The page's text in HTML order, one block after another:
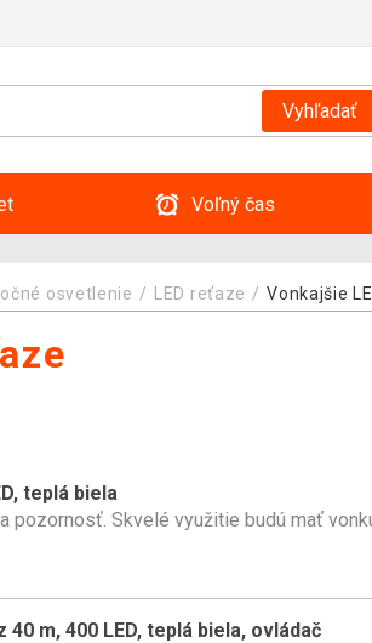
Vyhľadať
Voľný čas
osvetlenie LED reťaze Vonkajšie
teplá biela
pozornosť. Skvelé využitie budú mať
40 m, 400 LED, teplá biela, ovládač